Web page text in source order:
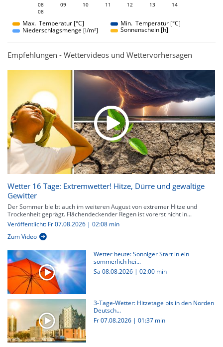
08
08
08
09 10 11 12 13 14
Max. Temperatur [°C]
Min. Temperatur [°C]
Niederschlagsmenge [l/m²]
Sonnenschein [h]
Empfehlungen - Wettervideos und Wettervorhersagen
Wetter 16 Tage: Extremwetter! Hitze, Dürre und gewaltige
Gewitter
Der Sommer bleibt auch im weiteren August von extremer Hitze und
Trockenheit geprägt. Flächendeckender Regen ist vorerst nicht in...
Veröffentlicht: Fr 07.08.2026 | 02:08 min
Zum Video
Wetter heute: Sonniger Start in ein
sommerlich hei...
Sa 08.08.2026 | 02:00 min
3-Tage-Wetter: Hitzetage bis in den Norden
Deutsch...
Fr 07.08.2026 | 01:37 min